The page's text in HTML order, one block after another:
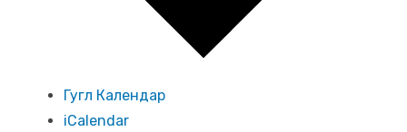
Гугл Календар
iCalendar